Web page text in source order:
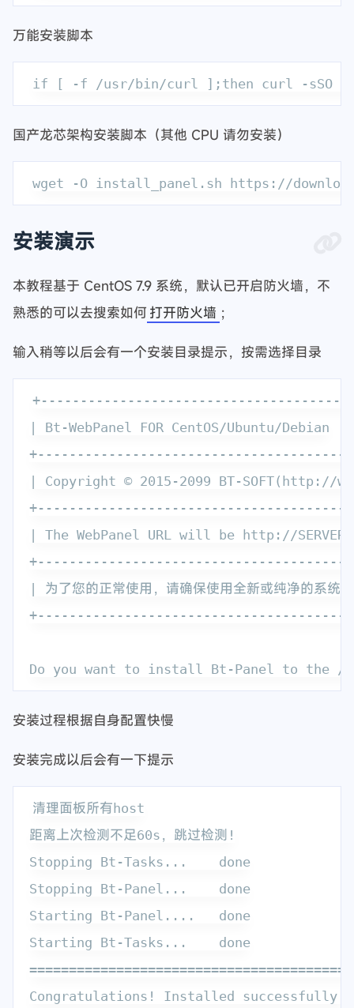
万能安装脚本
国产龙芯架构安装脚本（其他 CPU 请勿安装）
安装演示
本教程基于 CentOS 7.9 系统，默认已开启防火墙，不
熟悉的可以去搜索如何 打开防火墙 ；
输入稍等以后会有一个安装目录提示，按需选择目录
| Bt-WebPanel FOR CentOS/Ubuntu/Debian
| Copyright © 2015-2099 BT-
| The WebPanel URL will be http://
| 为了您的正常使用，请确保使用全新或纯净的系统
安装过程根据自身配置快慢
安装完成以后会有一下提示
清理面板所有host
距离上次检测不足60s，跳过检测!
Stopping Bt-Tasks...    done
Stopping Bt-Panel...    done
Starting Bt-Panel....   done
Starting Bt-Tasks...    done
Congratulations! Installed successfully!